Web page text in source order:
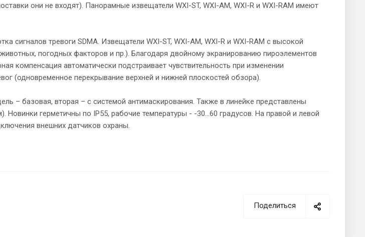
они не входят). Панорамные извещатели WXI-ST, WXI-AM, WXI-R и WXI-RAM имеют
сигналов тревоги SDMA. Извещатели WXI-ST, WXI-AM, WXI-R и WXI-RAM с высокой
погодных факторов и пр.). Благодаря двойному экранированию пироэлементов
компенсация автоматически подстраивает чувствительность при изменении
(одновременное перекрывание верхней и нижней плоскостей обзора).
– базовая, вторая – с системой антимаскирования. Также в линейке представлены
герметичны по IP55, рабочие температуры - -30…60 градусов. На правой и левой
внешних датчиков охраны.
Поделиться